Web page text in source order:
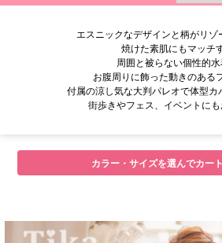
エスニックなデザインと柄がリゾ
焼けた素肌にもマッチ
周囲と被らない個性的
お腹周りに飾った動きのある
付属の涼し気な大判パレオで体型カ
街歩きやフェス、イベントに
カラー・サイズを選んでカー